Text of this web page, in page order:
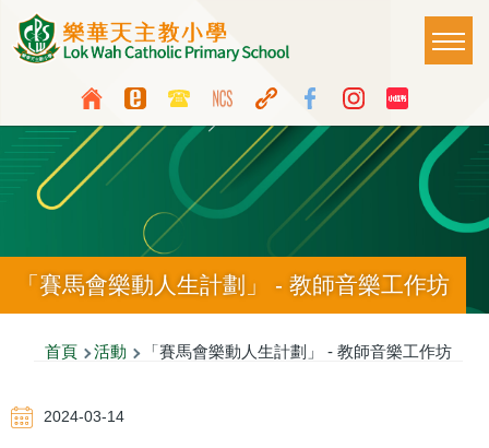
移至主內容
Top
Media
Icon
Button
Language
switcher
Main
「賽馬會樂動人生計劃」 - 教師音樂工作坊
連
首頁 活動 「賽馬會樂動人生計劃」 - 教師音樂工作坊
2024-03-14